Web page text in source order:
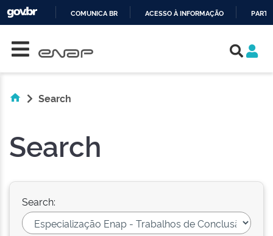
COMUNICA BR ACESSO À INFORMAÇÃO
Search
Search
Search: